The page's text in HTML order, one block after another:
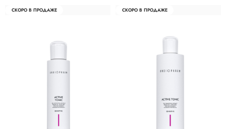
СКОРО В ПРОДАЖЕ СКОРО В ПРОДАЖЕ